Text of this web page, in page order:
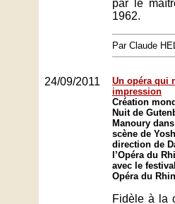
par le
1962.
Par Claude
24/09/2011
Un opéra qui
impression
Création
Nuit de
Manoury
scène de
direction de
l’Opéra du
avec le
Opéra du
Fidèle à la